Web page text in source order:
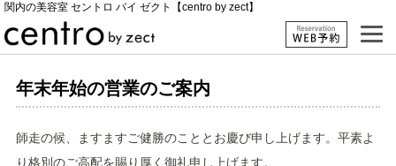
関内の美容室 セントロ バイ ゼクト【centro by zect】
年末年始の営業のご案内
師走の候、ますますご健勝のこととお慶び申し上げます。平素よ
り格別のご高配を賜り厚く御礼申し上げます。